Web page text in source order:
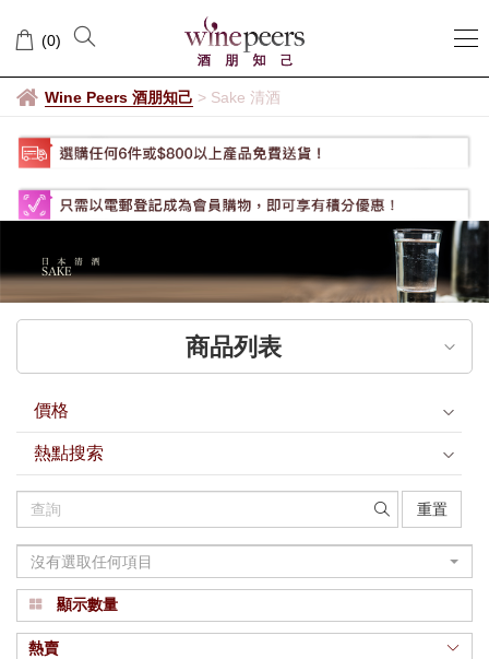
竹
林 (0)
Wine Peers 酒朋知己 > Sake 清酒
商品列表
價格
熱點搜索
重置
沒有選取任何項目
顯示數量
熱賣